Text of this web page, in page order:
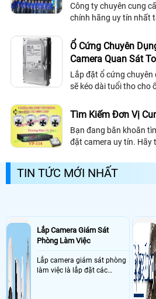
Công ty chuyên cung
chính hãng uy tín nhất
bảo hành chu đáp nhất
quan tâm lựa chọn.
Ổ Cứng Chuyên
Camera Quan Sát
Lắp đặt ổ cứng
sẽ kéo dài tuổi tho cho
giám sát hoặt động liên
Tìm Kiếm Đơn Vị
Bạn đang băn khoăn
đặt camera uy tín. Hãy
TIN TỨC MỚI NHẤT
Lắp Camera Giám Sát
Phòng Làm Việc
Lắp camera giám sát phòng
làm việc là lắp đặt các